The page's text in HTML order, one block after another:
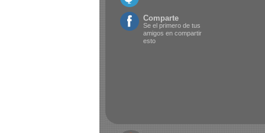
Comparte
Se el primero de tus
amigos en compartir
esto